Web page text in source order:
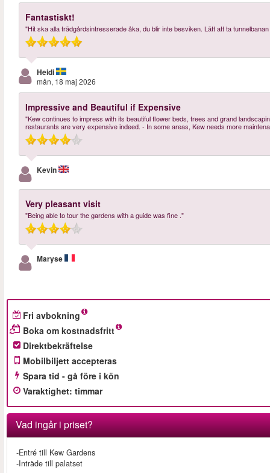
Fantastiskt!
"Hit ska alla trädgårdsintresserade åka, du blir inte besviken. Lätt att ta
Heidi
mån, 18 maj 2026
Impressive and Beautiful if Expensive
"Kew continues to impress with its beautiful flower beds, trees and grand
restaurants are very expensive indeed. - In some areas, Kew needs more
Kevin
Very pleasant visit
"Being able to tour the gardens with a guide was fine ."
Maryse
Fri avbokning
Boka om kostnadsfritt
Direktbekräftelse
Mobilbiljett accepteras
Spara tid - gå före i kön
Varaktighet: timmar
Vad ingår i priset?
-Entré till Kew Gardens
-Inträde till palatset